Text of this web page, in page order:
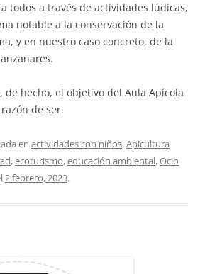
todos a través de actividades lúdicas,
notable a la conservación de la
y en nuestro caso concreto, de la
de hecho, el objetivo del Aula Apícola
de ser.
en actividades con niños,Apicultura
,ecoturismo,educación ambiental,Ocio
2 febrero, 2023.